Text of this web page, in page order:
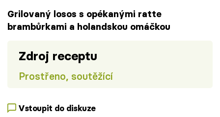
Grilovaný losos s opékanými ratte
brambůrkami a holandskou omáčkou
Zdroj receptu
Prostřeno, soutěžící
Vstoupit do diskuze